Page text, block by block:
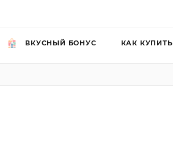
ВКУСНЫЙ БОНУС КАК КУПИТЬ